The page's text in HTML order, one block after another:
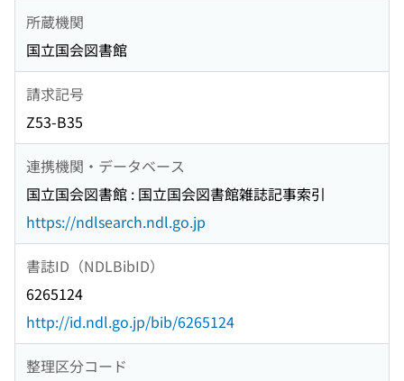
所蔵機関
国立国会図書館
請求記号
Z53-B35
連携機関・データベース
国立国会図書館 : 国立国会図書館雑誌記事索引
https://ndlsearch.ndl.go.jp
書誌ID（NDLBibID）
6265124
http://id.ndl.go.jp/bib/6265124
整理区分コード